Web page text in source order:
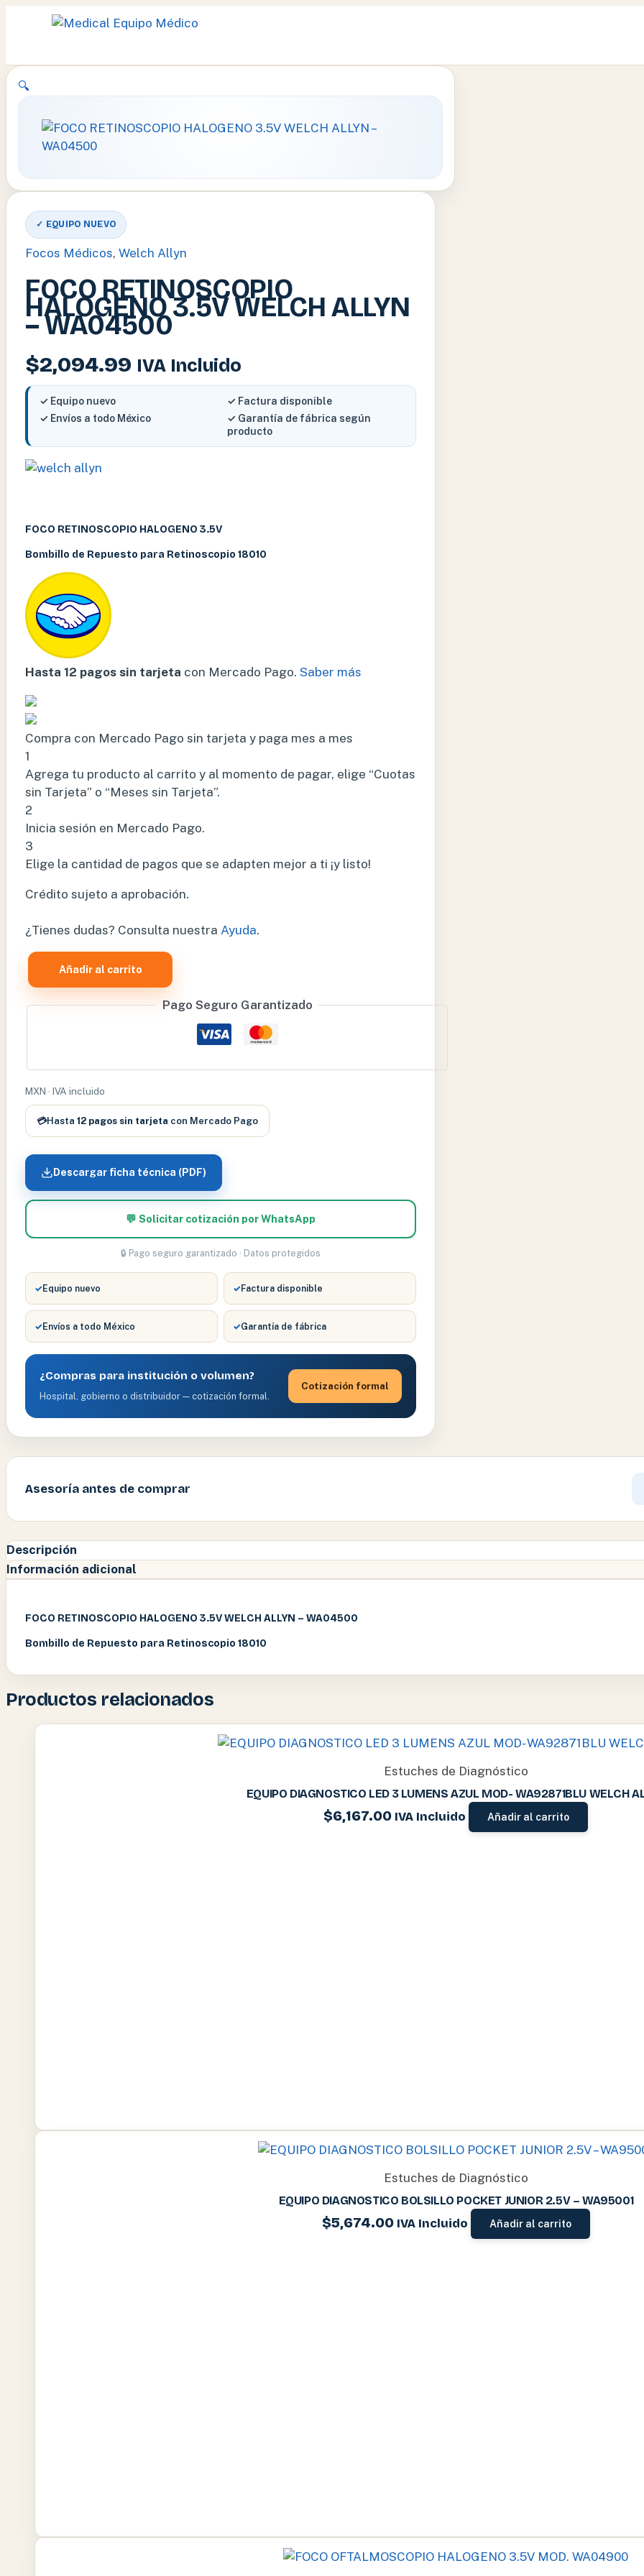
Ir
🔍
✓ EQUIPO NUEVO
Focos Médicos, Welch Allyn
FOCO RETINOSCOPIO
HALOGENO 3.5V WELCH ALLYN
– WA04500
$2,094.99 IVA Incluido
✓ Equipo nuevo
✓ Factura disponible
✓ Envíos a todo México
✓ Garantía de fábrica según
producto
FOCO RETINOSCOPIO HALOGENO 3.5V
Bombillo de Repuesto para Retinoscopio 18010
Hasta 12 pagos sin tarjeta con Mercado Pago. Saber más
Compra con Mercado Pago sin tarjeta y paga mes a mes
1
Agrega tu producto al carrito y al momento de pagar, elige “Cuotas
sin Tarjeta” o “Meses sin Tarjeta”.
2
Inicia sesión en Mercado Pago.
3
Elige la cantidad de pagos que se adapten mejor a ti ¡y listo!
Crédito sujeto a aprobación.
¿Tienes dudas? Consulta nuestra Ayuda.
FOCO
ALLYN
–
WA04500
cantidad
Añadir al carrito
Pago Seguro Garantizado
MXN · IVA incluido
💳Hasta 12 pagos sin tarjeta con Mercado Pago
Descargar ficha técnica (PDF)
💬 Solicitar cotización por WhatsApp
🔒 Pago seguro garantizado · Datos protegidos
✓Equipo nuevo ✓Factura disponible
✓Envíos a todo México ✓Garantía de fábrica
¿Compras para institución o volumen?
Hospital, gobierno o distribuidor — cotización formal.
Cotización formal
Asesoría antes de comprar
Descripción
Información adicional
FOCO RETINOSCOPIO HALOGENO 3.5V WELCH ALLYN – WA04500
Bombillo de Repuesto para Retinoscopio 18010
Productos relacionados
Estuches de Diagnóstico
EQUIPO DIAGNOSTICO LED 3 LUMENS AZUL MOD- WA92871BLU WELCH
$6,167.00 IVA Incluido Añadir al carrito
Estuches de Diagnóstico
EQUIPO DIAGNOSTICO BOLSILLO POCKET JUNIOR 2.5V – WA95001
$5,674.00 IVA Incluido Añadir al carrito